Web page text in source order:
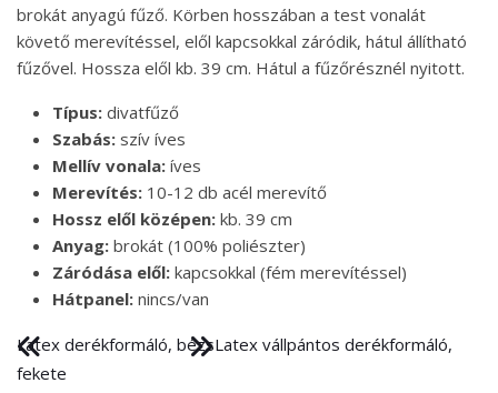
brokát anyagú fűző. Körben hosszában a test vonalát
követő merevítéssel, elől kapcsokkal záródik, hátul állítható
fűzővel. Hossza elől kb. 39 cm. Hátul a fűzőrésznél nyitott.
Típus: divatfűző
Szabás: szív íves
Mellív vonala: íves
Merevítés: 10-12 db acél merevítő
Hossz elől középen: kb. 39 cm
Anyag: brokát (100% poliészter)
Záródása elől: kapcsokkal (fém merevítéssel)
Hátpanel: nincs/van
Latex derékformáló, bézsLatex vállpántos derékformáló,
fekete